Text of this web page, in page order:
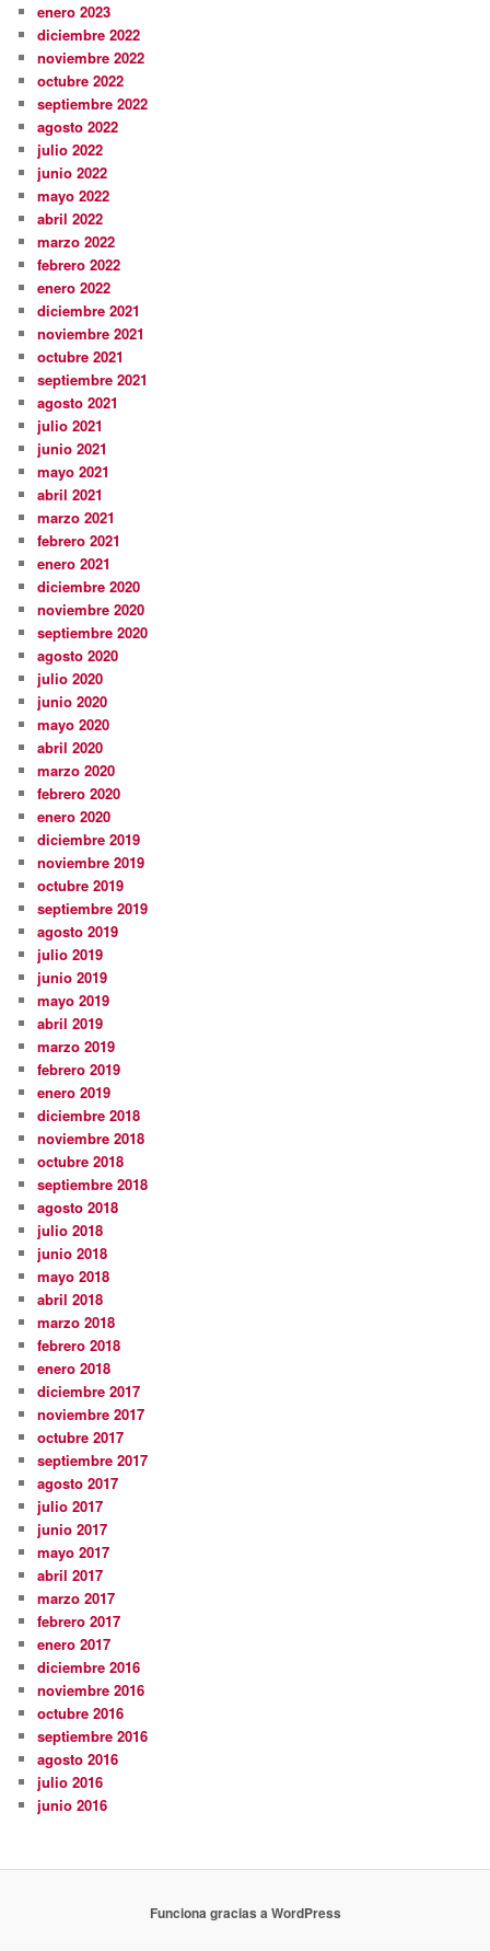
enero 2023
diciembre 2022
noviembre 2022
octubre 2022
septiembre 2022
agosto 2022
julio 2022
junio 2022
mayo 2022
abril 2022
marzo 2022
febrero 2022
enero 2022
diciembre 2021
noviembre 2021
octubre 2021
septiembre 2021
agosto 2021
julio 2021
junio 2021
mayo 2021
abril 2021
marzo 2021
febrero 2021
enero 2021
diciembre 2020
noviembre 2020
septiembre 2020
agosto 2020
julio 2020
junio 2020
mayo 2020
abril 2020
marzo 2020
febrero 2020
enero 2020
diciembre 2019
noviembre 2019
octubre 2019
septiembre 2019
agosto 2019
julio 2019
junio 2019
mayo 2019
abril 2019
marzo 2019
febrero 2019
enero 2019
diciembre 2018
noviembre 2018
octubre 2018
septiembre 2018
agosto 2018
julio 2018
junio 2018
mayo 2018
abril 2018
marzo 2018
febrero 2018
enero 2018
diciembre 2017
noviembre 2017
octubre 2017
septiembre 2017
agosto 2017
julio 2017
junio 2017
mayo 2017
abril 2017
marzo 2017
febrero 2017
enero 2017
diciembre 2016
noviembre 2016
octubre 2016
septiembre 2016
agosto 2016
julio 2016
junio 2016
Funciona gracias a WordPress